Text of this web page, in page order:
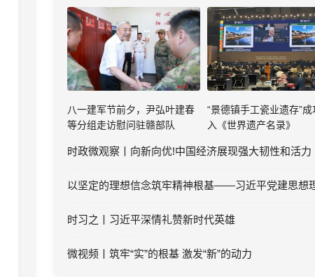
八一建军节前夕，尹弘叶建春
等分组走访慰问驻赣部队
“景德镇手工瓷业遗存”成
入《世界遗产名录》
时政微观察丨向新向优!中国经济展现强大韧性和活力
时习之丨习近平深情礼赞新时代英雄
微视频丨筑牢“实”的根基 激发“新”的动力